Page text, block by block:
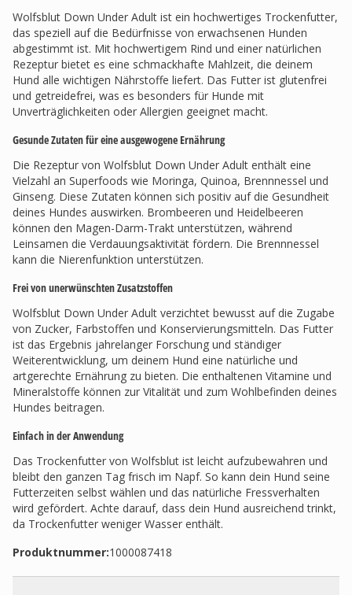
Wolfsblut Down Under Adult ist ein hochwertiges Trockenfutter,
das speziell auf die Bedürfnisse von erwachsenen Hunden
abgestimmt ist. Mit hochwertigem Rind und einer natürlichen
Rezeptur bietet es eine schmackhafte Mahlzeit, die deinem
Hund alle wichtigen Nährstoffe liefert. Das Futter ist glutenfrei
und getreidefrei, was es besonders für Hunde mit
Unverträglichkeiten oder Allergien geeignet macht.
Gesunde Zutaten für eine ausgewogene Ernährung
Die Rezeptur von Wolfsblut Down Under Adult enthält eine
Vielzahl an Superfoods wie Moringa, Quinoa, Brennnessel und
Ginseng. Diese Zutaten können sich positiv auf die Gesundheit
deines Hundes auswirken. Brombeeren und Heidelbeeren
können den Magen-Darm-Trakt unterstützen, während
Leinsamen die Verdauungsaktivität fördern. Die Brennnessel
kann die Nierenfunktion unterstützen.
Frei von unerwünschten Zusatzstoffen
Wolfsblut Down Under Adult verzichtet bewusst auf die Zugabe
von Zucker, Farbstoffen und Konservierungsmitteln. Das Futter
ist das Ergebnis jahrelanger Forschung und ständiger
Weiterentwicklung, um deinem Hund eine natürliche und
artgerechte Ernährung zu bieten. Die enthaltenen Vitamine und
Mineralstoffe können zur Vitalität und zum Wohlbefinden deines
Hundes beitragen.
Einfach in der Anwendung
Das Trockenfutter von Wolfsblut ist leicht aufzubewahren und
bleibt den ganzen Tag frisch im Napf. So kann dein Hund seine
Futterzeiten selbst wählen und das natürliche Fressverhalten
wird gefördert. Achte darauf, dass dein Hund ausreichend trinkt,
da Trockenfutter weniger Wasser enthält.
Produktnummer:1000087418